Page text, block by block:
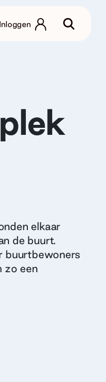
Inloggen
elkaar
de buurt.
buurtbewoners
zo een